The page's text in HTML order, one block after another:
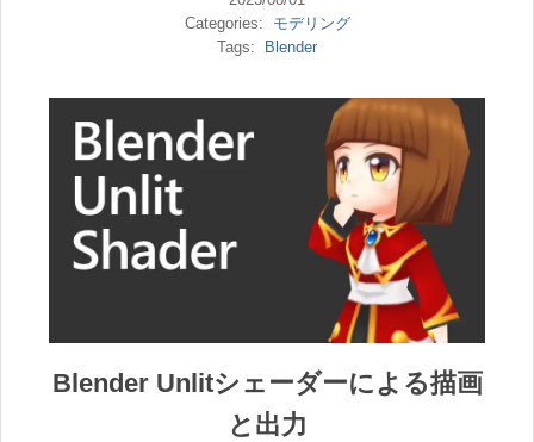
Categories:
モデリング
Tags:
Blender
Blender Unlitシェーダーによる描画
と出力